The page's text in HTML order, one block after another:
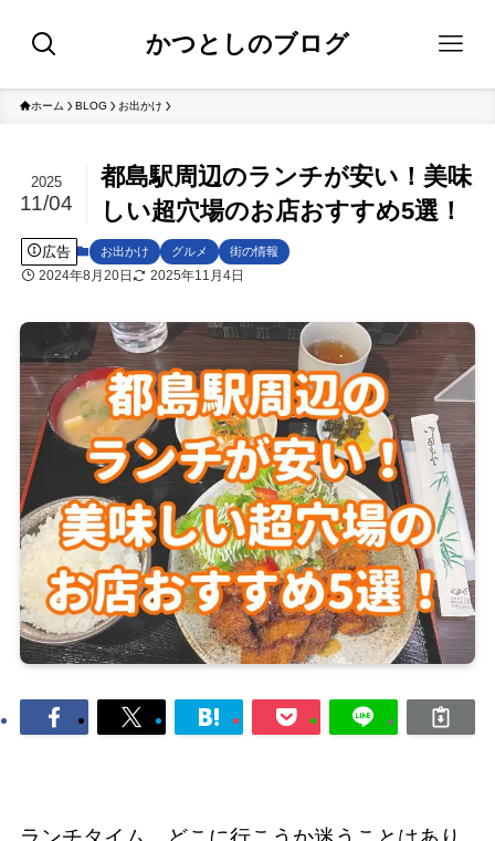
かつとしのブログ
ホーム BLOG お出かけ
都島駅周辺のランチが安い！美味
しい超穴場のお店おすすめ5選！
2025
11/04
広告 お出かけ グルメ 街の情報
2024年8月20日 2025年11月4日